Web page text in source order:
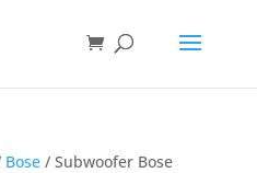
Bose/ Subwoofer Bose